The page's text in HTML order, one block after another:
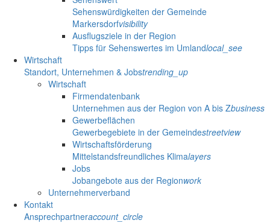
Sehenswürdigkeiten der Gemeinde
Markersdorfvisibility
Ausflugsziele in der Region
Tipps für Sehenswertes im Umlandlocal_see
Wirtschaft
Standort, Unternehmen & Jobstrending_up
Wirtschaft
Firmendatenbank
Unternehmen aus der Region von A bis Zbusiness
Gewerbeflächen
Gewerbegebiete in der Gemeindestreetview
Wirtschaftsförderung
Mittelstandsfreundliches Klimalayers
Jobs
Jobangebote aus der Regionwork
Unternehmerverband
Kontakt
Ansprechpartneraccount_circle